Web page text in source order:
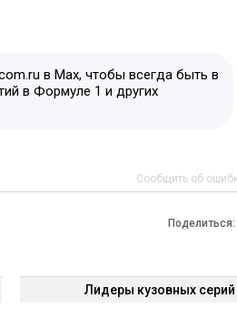
в Max, чтобы всегда быть в
в Формуле 1 и других
Сообщить об
Поделиться:
Лидеры кузовных